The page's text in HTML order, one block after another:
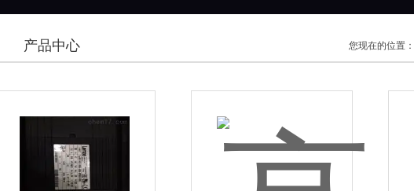
产品中心 您现在的位置：